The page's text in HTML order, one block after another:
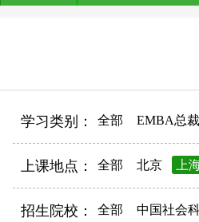
EMBA招生简章
学习类别： 全部 EMBA总
上课地点： 全部 北京 上
招生院校： 全部 中国社会